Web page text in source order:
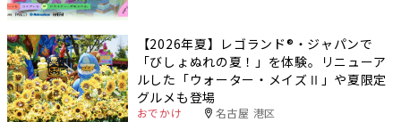
【2026年夏】レゴランド®・ジャパンで
「びしょぬれの夏！」を体験。リニューア
ルした「ウォーター・メイズⅡ」や夏限定
グルメも登場
おでかけ 名古屋 港区